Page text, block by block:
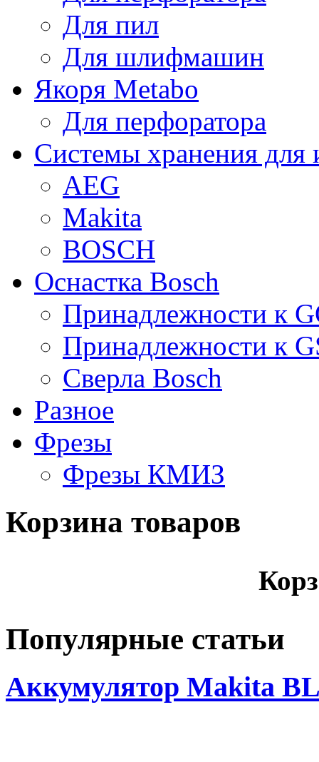
Для пил
Для шлифмашин
Якоря Metabo
Для перфоратора
Системы хранения для
AEG
Makita
BOSCH
Оснастка Bosch
Принадлежности к
Принадлежности к
Сверла Bosch
Разное
Фрезы
Фрезы КМИЗ
Корзина товаров
Популярные статьи
Аккумулятор Makita